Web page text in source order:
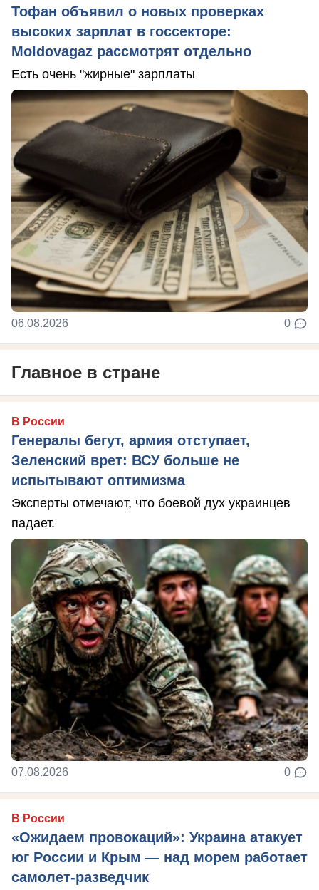
Тофан объявил о новых проверках
высоких зарплат в госсекторе:
Moldovagaz рассмотрят отдельно
Есть очень "жирные" зарплаты
06.08.2026 0
Главное в стране
В России
Генералы бегут, армия отступает,
Зеленский врет: ВСУ больше не
испытывают оптимизма
Эксперты отмечают, что боевой дух украинцев
падает.
07.08.2026 0
В России
«Ожидаем провокаций»: Украина атакует
юг России и Крым — над морем работает
самолет-разведчик